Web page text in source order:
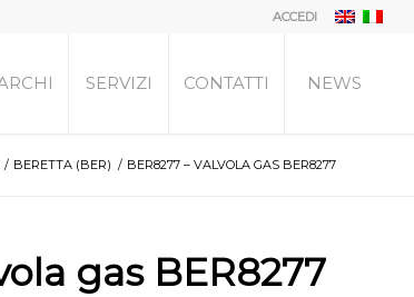
ACCEDI
SERVIZI CONTATTI NEWS
/ BERETTA (BER) / BER8277 – VALVOLA GAS BER8277
gas BER8277